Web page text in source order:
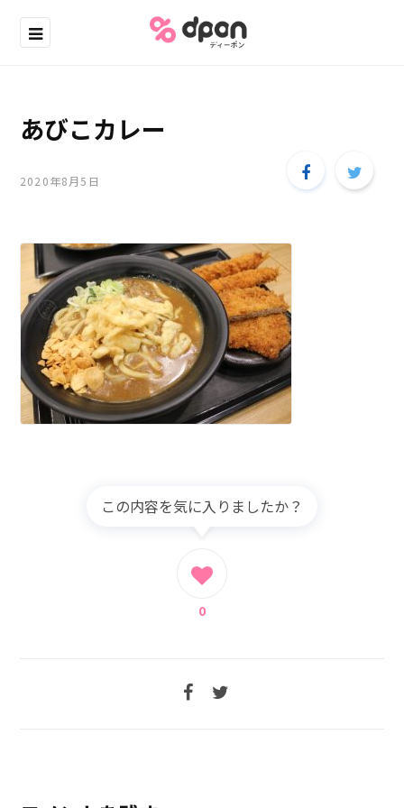
あびこカレー
2020年8月5日
この内容を気に入りましたか？
0